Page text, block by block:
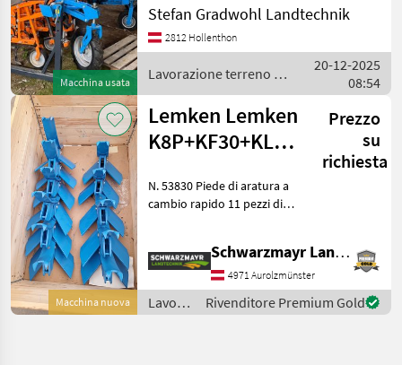
Macchina usata
Ausstattung. Neuwertig!!!
2.000 KPP-LSC, Section
Einzelparallelo
Stefan Gradwohl Landtechnik
2812 Hollenthon
Lavorazione terreno /
Schmotzer
20-12-2025
08:54
Macchina nuova
Lemken Lemken
K8P+KF30+KL8
Accessori per
coltivatori
Prezzo
su
richiesta
N. 53830 Piede di aratura a
cambio rapido 11 pezzi di
ali KF 30 - con deflettore KL
8 per Karat Il team di v
Schwarzmayr Landtechnik GmbH - Aurolzmünster
4971 Aurolzmünster
Lavorazione
terreno
Rivenditore Premium Gold